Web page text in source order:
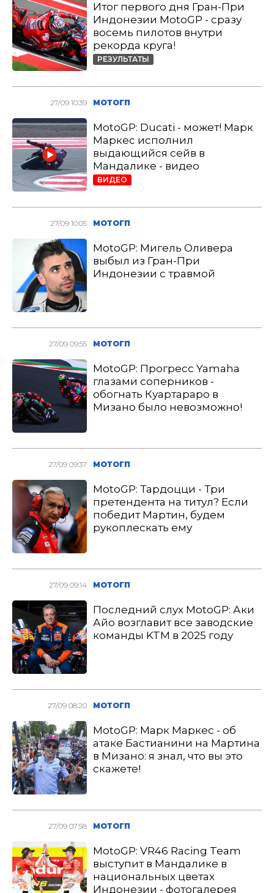
Итог первого дня Гран-При
Индонезии MotoGP - сразу
восемь пилотов внутри
рекорда круга!
РЕЗУЛЬТАТЫ
27/09 10:39 МОТОГП
MotoGP: Ducati - может! Марк
Маркес исполнил
выдающийся сейв в
Мандалике - видео
ВИДЕО
27/09 10:05 МОТОГП
MotoGP: Мигель Оливера
выбыл из Гран-При
Индонезии с травмой
27/09 09:55 МОТОГП
MotoGP: Прогресс Yamaha
глазами соперников -
обогнать Куартараро в
Мизано было невозможно!
27/09 09:37 МОТОГП
MotoGP: Тардоцци - Три
претендента на титул? Если
победит Мартин, будем
рукоплескать ему
27/09 09:14 МОТОГП
Последний слух MotoGP: Аки
Айо возглавит все заводские
команды KTM в 2025 году
27/09 08:20 МОТОГП
MotoGP: Марк Маркес - об
атаке Бастианини на Мартина
в Мизано: я знал, что вы это
скажете!
27/09 07:58 МОТОГП
MotoGP: VR46 Racing Team
выступит в Мандалике в
национальных цветах
Индонезии - фотогалерея